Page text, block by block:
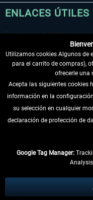
ENLACES ÚTILES
DESISTIR DEL
INFORMACIÓN
tasas de
** De aplicación a envíos
Utilizamos cookies Algunos de
para el carrito de compras),
ofrecerle una
Acepta las siguientes cookies
información en la
su selección en cualquier
declaración de protección de
Google Tag Manager: